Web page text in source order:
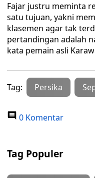
Fajar justru meminta
satu tujuan, yakni
klasemen agar tak
pertandingan adalah
kata pemain asli
Tag: Persika
0 Komentar
Tag Populer